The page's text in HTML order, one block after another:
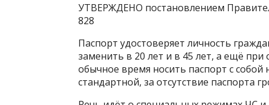
УТВЕРЖДЕНО постановлением
828
Паспорт удостоверяет личность
заменить в 20 лет и в 45 лет, а ещё
обычное время носить паспорт с собой
стандартной, за отсутствие паспорта